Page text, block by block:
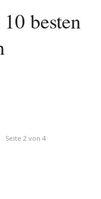
besten
Seite 2 von 4